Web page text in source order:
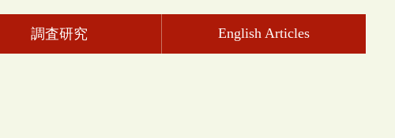
調査研究 English Articles